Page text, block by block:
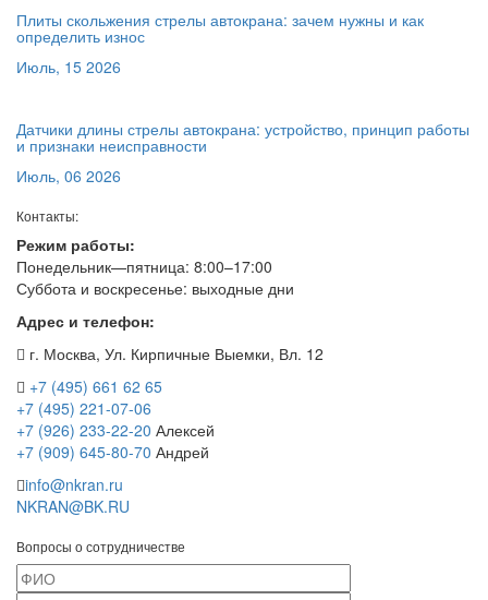
Плиты скольжения стрелы автокрана: зачем нужны и как
определить износ
Июль, 15 2026
Датчики длины стрелы автокрана: устройство, принцип работы
и признаки неисправности
Июль, 06 2026
Контакты:
Режим работы:
Понедельник—пятница: 8:00–17:00
Суббота и воскресенье: выходные дни
Адрес и телефон:
г. Москва, Ул. Кирпичные Выемки, Вл. 12
+7 (495) 661 62 65
+7 (495) 221-07-06
+7 (926) 233-22-20 Алексей
+7 (909) 645-80-70 Андрей
info@nkran.ru
NKRAN@BK.RU
Вопросы о сотрудничестве